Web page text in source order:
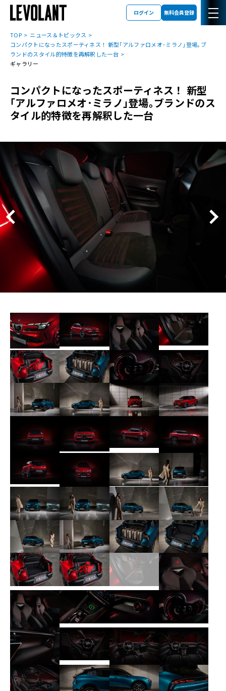
ログイン 無料会員登録
TOP
ニュース＆トピックス
コンパクトになったスポーティネス！ 新型｢アルファロメオ･ミラノ｣登場｡ブ
ランドのスタイル的特徴を再解釈した一台
ギャラリー
コンパクトになったスポーティネス！ 新型
｢アルファロメオ･ミラノ｣登場｡ブランドのス
タイル的特徴を再解釈した一台